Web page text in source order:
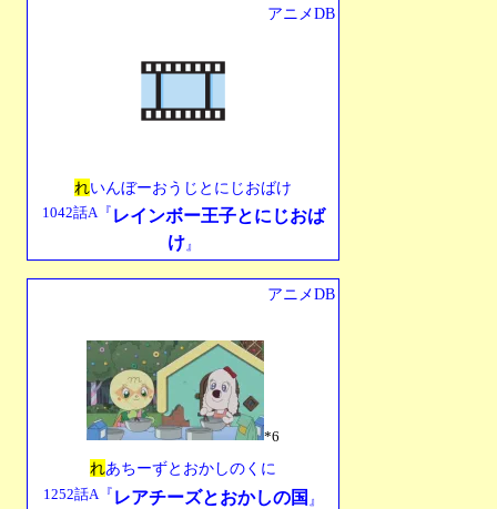
アニメDB
れいんぼーおうじとにじおばけ
1042話A『 レインボー王子とにじおば
け』
アニメDB
*6
れあちーずとおかしのくに
1252話A『 レアチーズとおかしの国 』